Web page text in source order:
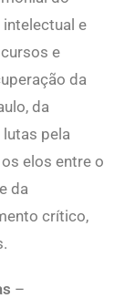
e
e
da
da
pela
elos entre o
da
crítico,
–